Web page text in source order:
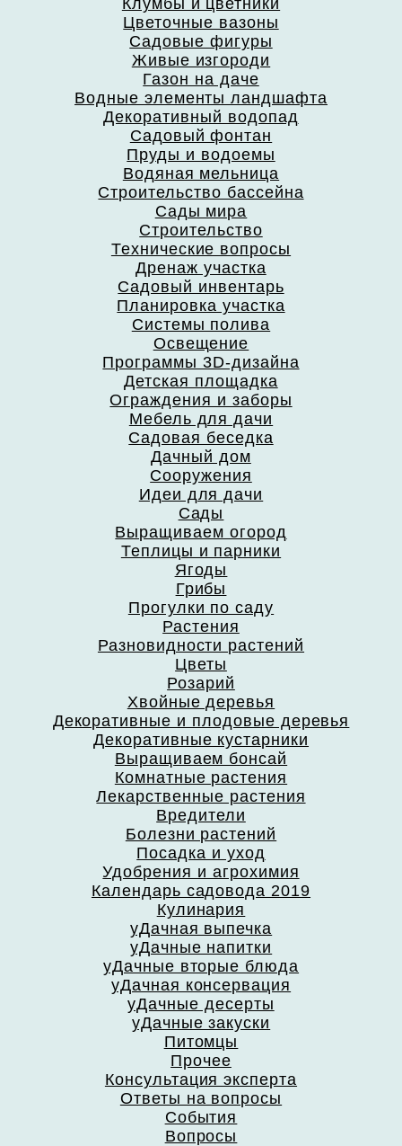
Клумбы и цветники
Цветочные вазоны
Садовые фигуры
Живые изгороди
Газон на даче
Водные элементы ландшафта
Декоративный водопад
Садовый фонтан
Пруды и водоемы
Водяная мельница
Строительство бассейна
Сады мира
Строительство
Технические вопросы
Дренаж участка
Садовый инвентарь
Планировка участка
Системы полива
Освещение
Программы 3D-дизайна
Детская площадка
Ограждения и заборы
Мебель для дачи
Садовая беседка
Дачный дом
Сооружения
Идеи для дачи
Сады
Выращиваем огород
Теплицы и парники
Ягоды
Грибы
Прогулки по саду
Растения
Разновидности растений
Цветы
Розарий
Хвойные деревья
Декоративные и плодовые деревья
Декоративные кустарники
Выращиваем бонсай
Комнатные растения
Лекарственные растения
Вредители
Болезни растений
Посадка и уход
Удобрения и агрохимия
Календарь садовода 2019
Кулинария
уДачная выпечка
уДачные напитки
уДачные вторые блюда
уДачная консервация
уДачные десерты
уДачные закуски
Питомцы
Прочее
Консультация эксперта
Ответы на вопросы
События
Вопросы